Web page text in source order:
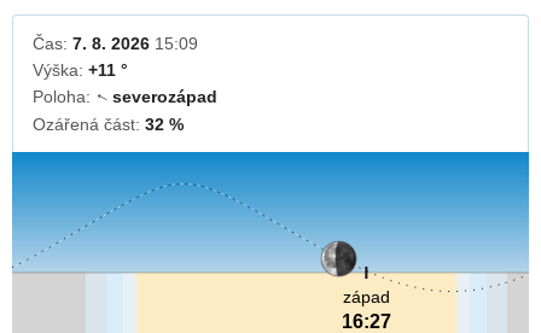
Čas: 7. 8. 2026 15:09
Výška: +11 °
Poloha: ↓severozápad
Ozářená část: 32 %
západ
16:27